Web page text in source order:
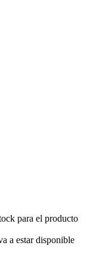
para el producto
a estar disponible